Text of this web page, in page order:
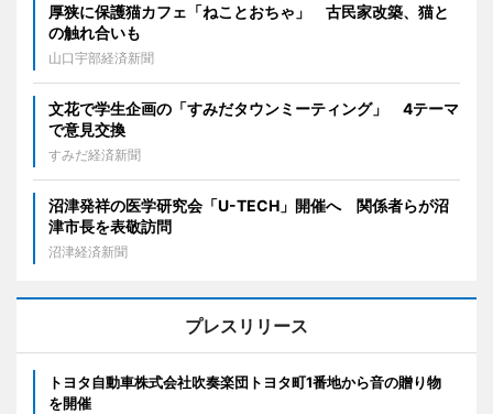
厚狭に保護猫カフェ「ねことおちゃ」 古民家改築、猫と
の触れ合いも
山口宇部経済新聞
文花で学生企画の「すみだタウンミーティング」 4テーマ
で意見交換
すみだ経済新聞
沼津発祥の医学研究会「U-TECH」開催へ 関係者らが沼
津市長を表敬訪問
沼津経済新聞
プレスリリース
トヨタ自動車株式会社吹奏楽団トヨタ町1番地から音の贈り物
を開催